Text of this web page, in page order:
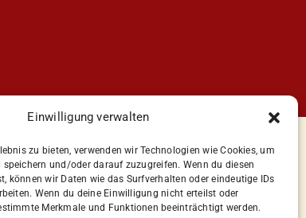
Einwilligung verwalten
zu bieten, verwenden wir Technologien wie Cookies, um
und/oder darauf zuzugreifen. Wenn du diesen
können wir Daten wie das Surfverhalten oder eindeutige IDs
Wenn du deine Einwilligung nicht erteilst oder
Merkmale und Funktionen beeinträchtigt werden.